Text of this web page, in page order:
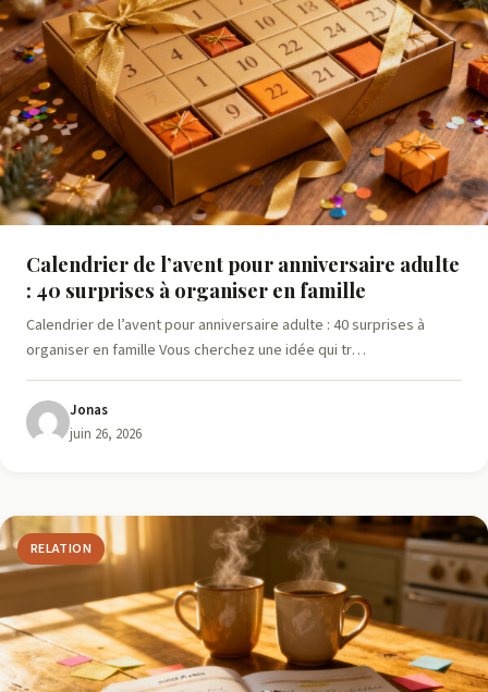
Calendrier de l’avent pour anniversaire adulte
: 40 surprises à organiser en famille
Calendrier de l’avent pour anniversaire adulte : 40 surprises à
organiser en famille Vous cherchez une idée qui tr…
Jonas
juin 26, 2026
RELATION